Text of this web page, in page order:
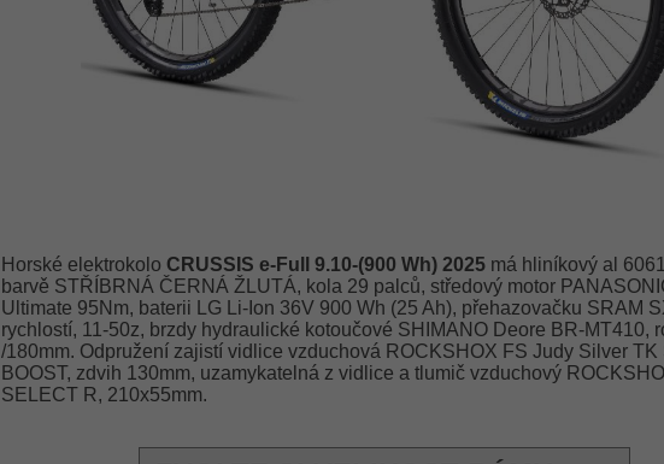
Horské elektrokolo CRUSSIS e-Full 9.10-(900 Wh) 2025má hliníkový al
barvě STŘÍBRNÁ ČERNÁ ŽLUTÁ, kola 29 palců, středový motor
Ultimate 95Nm, baterii LG Li-Ion 36V 900 Wh (25 Ah), přehazovačku SRAM
rychlostí, 11-50z, brzdy hydraulické kotoučové SHIMANO Deore BR-MT410,
/180mm. Odpružení zajistí vidlice vzduchová ROCKSHOX FS Judy Silver TK
BOOST, zdvih 130mm, uzamykatelná z vidlice a tlumič vzduchový
SELECT R, 210x55mm.